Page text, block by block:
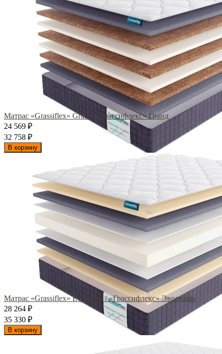
Матрас «Grassiflex» Grand/ «Грассифлекс» Гранд
24 569 ₽
32 758 ₽
В корзину
Матрас «Grassiflex» Evolution / «Грассифлекс» Эволюшн
28 264 ₽
35 330 ₽
В корзину